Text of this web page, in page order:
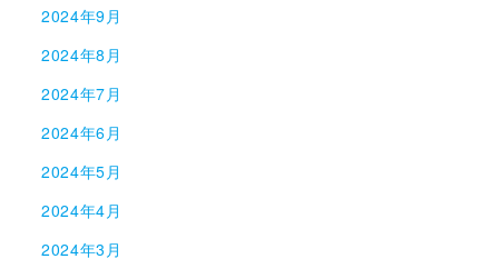
2024年9月
2024年8月
2024年7月
2024年6月
2024年5月
2024年4月
2024年3月